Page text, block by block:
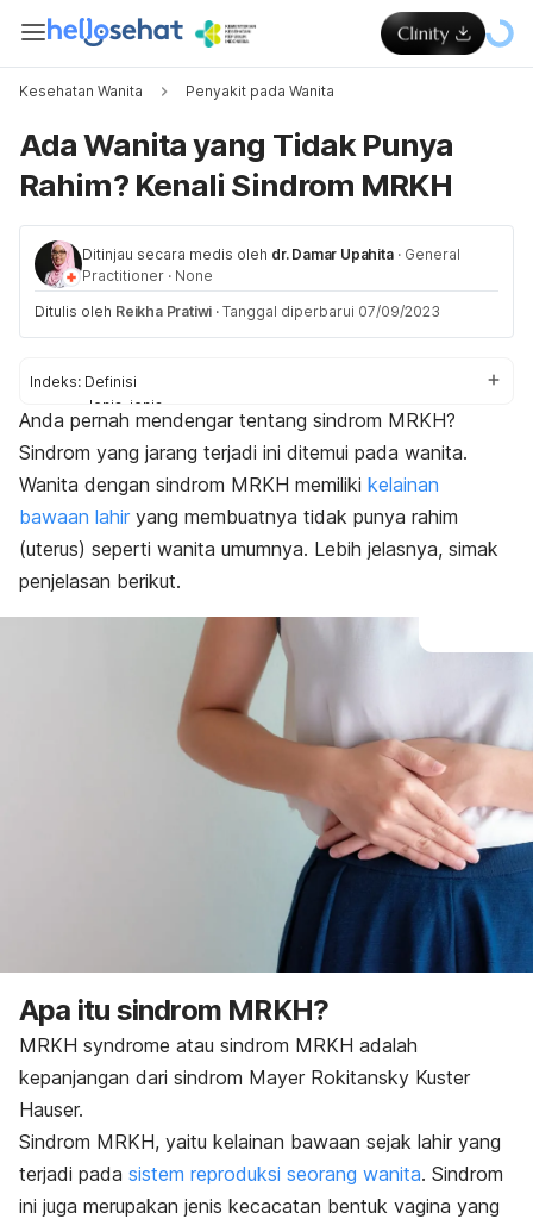
Kesehatan Wanita Penyakit pada Wanita
Ada Wanita yang Tidak Punya
Rahim? Kenali Sindrom MRKH
Ditinjau secara medis oleh dr. Damar Upahita · General
Practitioner · None
Ditulis oleh Reikha Pratiwi · Tanggal diperbarui 07/09/2023
Indeks: Definisi
Jenis-jenis
Penyebab
Gejala
Diagnosis
Pengobatan
Kemungkinan punya anak
Anda pernah mendengar tentang sindrom MRKH?
Sindrom yang jarang terjadi ini ditemui pada wanita.
Wanita dengan sindrom MRKH memiliki kelainan
bawaan lahir yang membuatnya tidak punya rahim
(uterus) seperti wanita umumnya. Lebih jelasnya, simak
penjelasan berikut.
Apa itu sindrom MRKH?
MRKH syndrome atau sindrom MRKH adalah
kepanjangan dari sindrom Mayer Rokitansky Kuster
Hauser.
Sindrom MRKH, yaitu kelainan bawaan sejak lahir yang
terjadi pada sistem reproduksi seorang wanita. Sindrom
ini juga merupakan jenis kecacatan bentuk vagina yang